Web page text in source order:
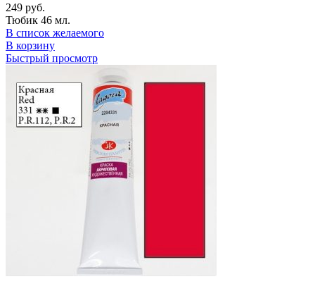
249 руб.
Тюбик 46 мл.
В список желаемого
В корзину
Быстрый просмотр